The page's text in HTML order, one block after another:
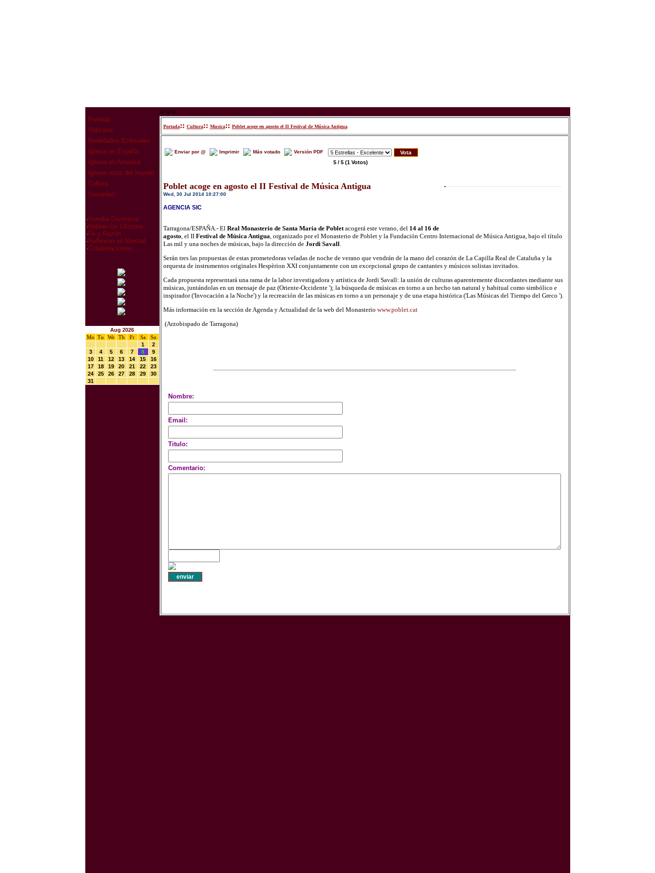
Portada
Vaticano
Realidades Eclesiales
Iglesia en España
Iglesia en América
Iglesia resto del mundo
Cultura
Sociedad
· Homilia Dominical
· Hablan los Obispos
· Fe y Razón
· Reflexion en libertad
·Colaboraciones
Aug 2026
Mo Tu We Th Fr Sa
Su
1
2
3
4 5 6 7 8
9
10
11 12 13 14 15
16
17
18 19 20 21 22
23
24
25 26 27 28 29
30
31
www
Portada:: Cultura:: Musica:: Poblet acoge en agosto el II Festival de Música Antigua
Enviar por @ Imprimir Más votado Versión PDF
5 / 5 (1 Votos)
Poblet acoge en agosto el II Festival de Música Antigua
Wed, 30 Jul 2014 10:27:00
AGENCIA SIC
Tarragona/ESPAÑA.- El Real Monasterio de Santa María de Pobletacogerá este verano, del 14 al 16 de
agosto, el II Festival de Música Antigua, organizado por el Monasterio de Poblet y la Fundación Centro Internacional de Música Antigua, bajo el título
Las mil y una noches de músicas, bajo la dirección de Jordi Savall.
Serán tres las propuestas de estas prometedoras veladas de noche de verano que vendrán de la mano del corazón de La Capilla Real de Cataluña y la
orquesta de instrumentos originales Hespèrion XXI conjuntamente con un excepcional grupo de cantantes y músicos solistas invitados.
Cada propuesta representará una rama de la labor investigadora y artística de Jordi Savall: la unión de culturas aparentemente discordantes mediante sus
músicas, juntándolas en un mensaje de paz (Oriente-Occidente '); la búsqueda de músicas en torno a un hecho tan natural y habitual como simbólico e
inspirador ('Invocación a la Noche') y la recreación de las músicas en torno a un personaje y de una etapa histórica ('Las Músicas del Tiempo del Greco ').
Más información en la sección de Agenda y Actualidad de la web del Monasterio www.poblet.cat
(Arzobispado de Tarragona)
Nombre:
Email:
Titulo:
Comentario: